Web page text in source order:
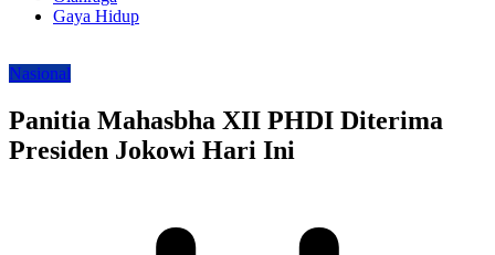
Gaya Hidup
Nasional
Panitia Mahasbha XII PHDI Diterima
Presiden Jokowi Hari Ini